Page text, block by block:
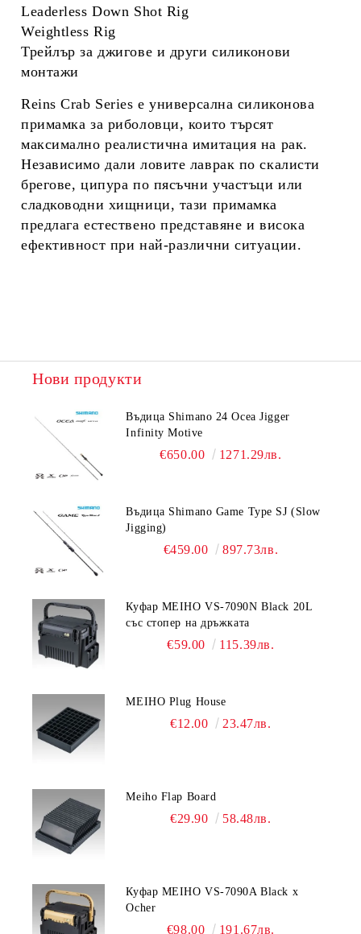
Leaderless Down Shot Rig
Weightless Rig
Трейлър за джигове и други силиконови
монтажи
Reins Crab Series е универсална силиконова
примамка за риболовци, които търсят
максимално реалистична имитация на рак.
Независимо дали ловите лаврак по скалисти
брегове, ципура по пясъчни участъци или
сладководни хищници, тази примамка
предлага естествено представяне и висока
ефективност при най-различни ситуации.
Нови продукти
Въдица Shimano 24 Ocea Jigger
Infinity Motive
€650.00 1271.29лв.
Въдица Shimano Game Type SJ (Slow
Jigging)
€459.00 897.73лв.
Куфар MEIHO VS-7090N Black 20L
със стопер на дръжката
€59.00 115.39лв.
MEIHO Plug House
€12.00 23.47лв.
Meiho Flap Board
€29.90 58.48лв.
Куфар MEIHO VS-7090A Black x
Ocher
€98.00 191.67лв.